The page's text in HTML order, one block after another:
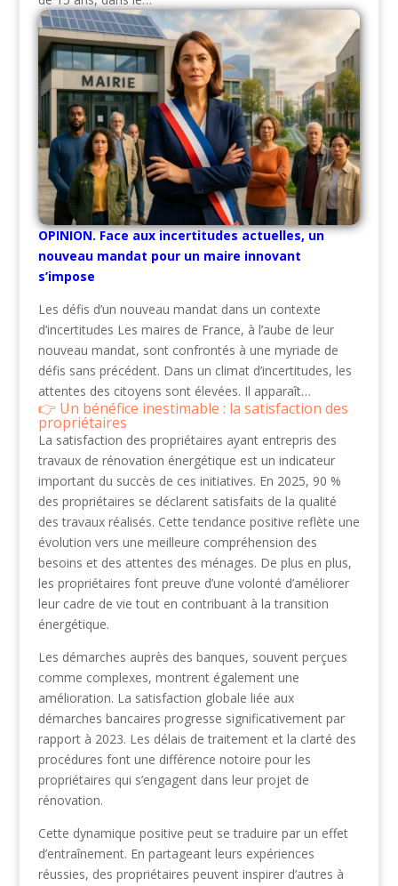
OPINION. Face aux incertitudes actuelles, un
nouveau mandat pour un maire innovant
s’impose
Les défis d’un nouveau mandat dans un contexte
d’incertitudes Les maires de France, à l’aube de leur
nouveau mandat, sont confrontés à une myriade de
défis sans précédent. Dans un climat d’incertitudes, les
attentes des citoyens sont élevées. Il apparaît…
Un bénéfice inestimable : la satisfaction des
propriétaires
La satisfaction des propriétaires ayant entrepris des
travaux de rénovation énergétique est un indicateur
important du succès de ces initiatives. En 2025, 90 %
des propriétaires se déclarent satisfaits de la qualité
des travaux réalisés. Cette tendance positive reflète une
évolution vers une meilleure compréhension des
besoins et des attentes des ménages. De plus en plus,
les propriétaires font preuve d’une volonté d’améliorer
leur cadre de vie tout en contribuant à la transition
énergétique.
Les démarches auprès des banques, souvent perçues
comme complexes, montrent également une
amélioration. La satisfaction globale liée aux
démarches bancaires progresse significativement par
rapport à 2023. Les délais de traitement et la clarté des
procédures font une différence notoire pour les
propriétaires qui s’engagent dans leur projet de
rénovation.
Cette dynamique positive peut se traduire par un effet
d’entraînement. En partageant leurs expériences
réussies, des propriétaires peuvent inspirer d’autres à